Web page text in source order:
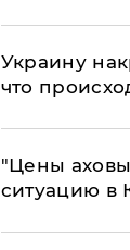
​Украину
что
​"Цены
ситуацию в